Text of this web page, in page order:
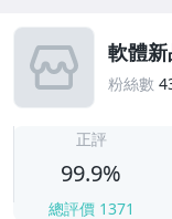
軟體
粉絲數
正評
99.9%
總評價 1371